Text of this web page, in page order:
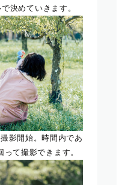
決めていきます。
影開始。時間内であ
て撮影できます。